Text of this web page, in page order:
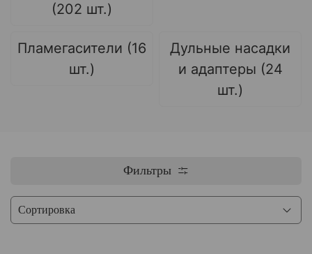
(202 шт.)
Пламегасители (16
шт.)
Дульные насадки
и адаптеры (24
шт.)
Фильтры